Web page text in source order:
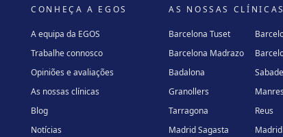
CONHEÇA A EGOS
A equipa da EGOS
Trabalhe connosco
Opiniões e avaliações
As nossas clínicas
Blog
Notícias
AS NOSSAS CLÍNICAS
Barcelona Tuset
Barcelona Madrazo
Badalona
Granollers
Tarragona
Reus
Madrid Sagasta